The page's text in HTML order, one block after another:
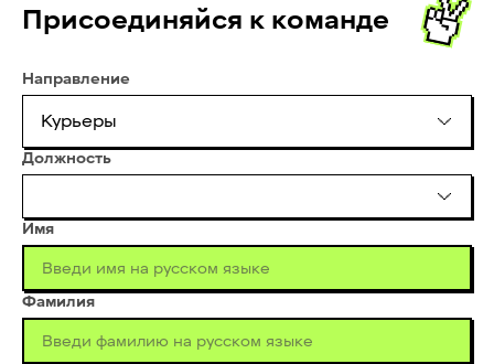
Присоединяйся к команде
Направление
Курьеры
Должность
Имя
Фамилия